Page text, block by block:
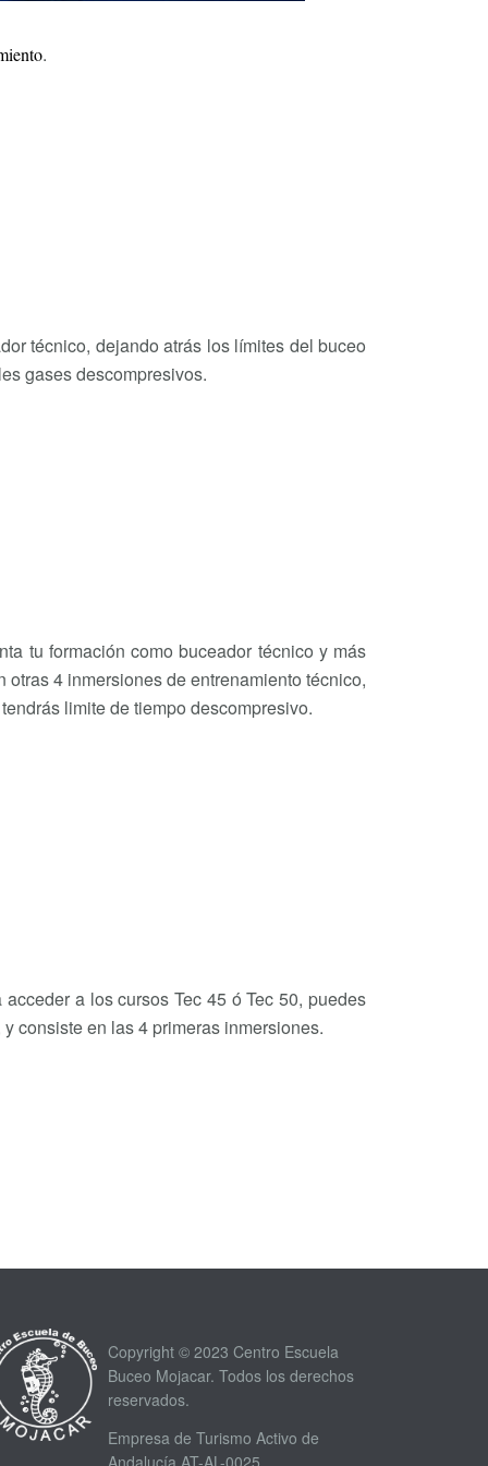
.
técnico, dejando atrás los límites del buceo
gases descompresivos.
tu formación como buceador técnico y más
4 inmersiones de entrenamiento técnico,
limite de tiempo descompresivo.
a los cursos Tec 45 ó Tec 50, puedes
consiste en las 4 primeras inmersiones.
Copyright © 2023 Centro Escuela
Buceo Mojacar. Todos los derechos
reservados.
Empresa de Turismo Activo de